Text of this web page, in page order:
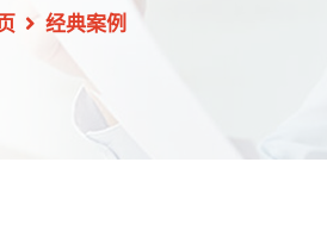
经典案例